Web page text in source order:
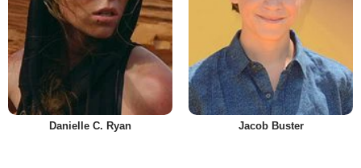
Danielle C. Ryan Jacob Buster